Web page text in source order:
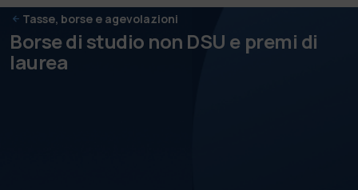
Tasse, borse e agevolazioni
Borse di studio non DSU e premi di
laurea